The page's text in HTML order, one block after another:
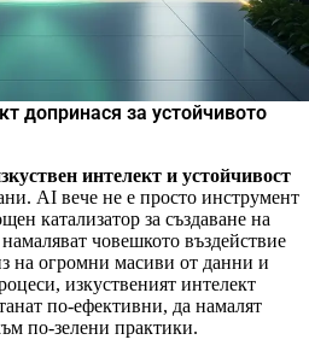
допринася за устойчивото
интелект и устойчивост
AI вече не е просто инструмент
катализатор за създаване на
човешкото въздействие
на огромни масиви от данни и
изкуственият интелект
по-ефективни, да намалят
по-зелени практики.